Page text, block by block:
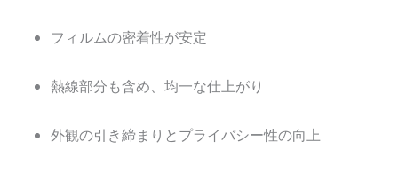
フィルムの密着性が安定
熱線部分も含め、均一な仕上がり
外観の引き締まりとプライバシー性の向上